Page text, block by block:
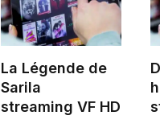
La Légende de
Sarila
streaming VF HD